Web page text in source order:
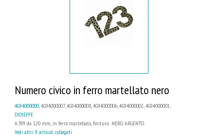
Numero civico in ferro martellato nero
4G94000000, 4G94000007, 4G94000008, 4G94000006, 4G94000002, 4G94000001...
DIDIEFFE
A.399 da 120 mm, in ferro martellato, finitura: NERO ARGENTO
Vedi altri 9 articoli collegati